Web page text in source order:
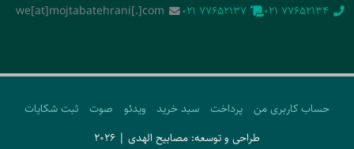
‭021 77652134‬
‭021 77652137‬
we[at]mojtabatehrani[.]com
حساب کاربری من پرداخت سبد خرید ویدئو صوت
ثبت شکایات
طراحی و توسعه: مصابیح الهدی | 2026